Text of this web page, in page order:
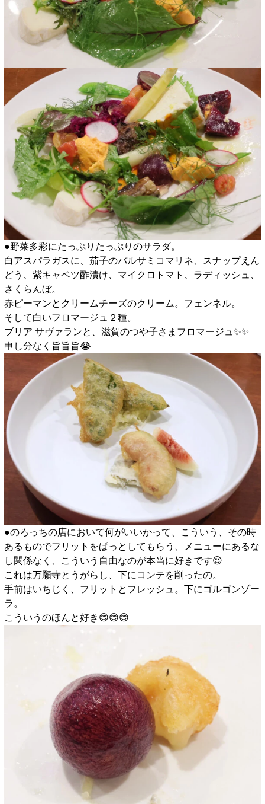
●野菜多彩にたっぷりたっぷりのサラダ。
白アスパラガスに、茄子のバルサミコマリネ、スナップえん
どう、紫キャベツ酢漬け、マイクロトマト、ラディッシュ、
さくらんぼ。
赤ピーマンとクリームチーズのクリーム。フェンネル。
そして白いフロマージュ２種。
ブリア サヴァランと、滋賀のつや子さまフロマージュ✨️✨️
申し分なく旨旨旨😭
●のろっちの店において何がいいかって、こういう、その時
あるものでフリットをぱっとしてもらう、メニューにあるな
し関係なく、こういう自由なのが本当に好きです😍
これは万願寺とうがらし、下にコンテを削ったの。
手前はいちじく、フリットとフレッシュ。下にゴルゴンゾー
ラ。
こういうのほんと好き😊😊😊